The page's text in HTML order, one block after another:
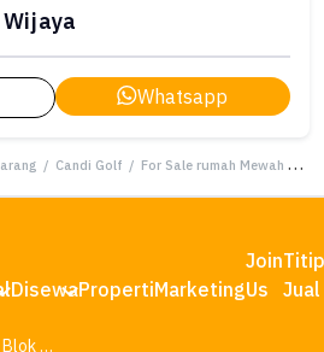
Wijaya
Whatsapp
/ Candi Golf / For Sale rumah Mewah di Candi Golf, Semarang - LT 200m²
DisewaPropertiMarketing
Join
Us
Jual
Jl. Padma Boulevard No.28 Blok AA1, Tambakharjo, Kec. Semarang Barat, Kota Semarang, Jawa Tengah 50145